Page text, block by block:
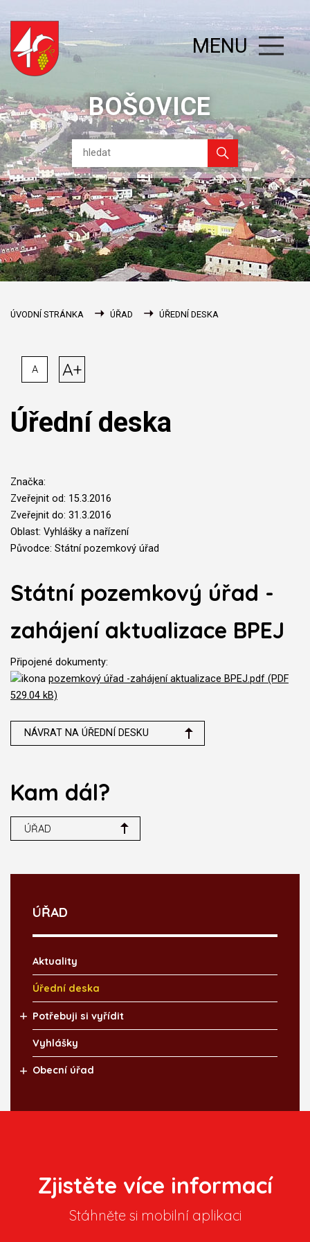
BOŠOVICE
MENU
ÚVODNÍ STRÁNKA ÚŘAD ÚŘEDNÍ DESKA
A A+
Úřední deska
Značka:
Zveřejnit od: 15.3.2016
Zveřejnit do: 31.3.2016
Oblast: Vyhlášky a nařízení
Původce: Státní pozemkový úřad
Státní pozemkový úřad -
zahájení aktualizace BPEJ
Připojené dokumenty:
pozemkový úřad -zahájení aktualizace BPEJ.pdf (PDF
529.04 kB)
NÁVRAT NA ÚŘEDNÍ DESKU
Kam dál?
ÚŘAD
ÚŘAD
Aktuality
Úřední deska
Potřebuji si vyřídit
Vyhlášky
Obecní úřad
Zjistěte více informací
Stáhněte si mobilní aplikaci